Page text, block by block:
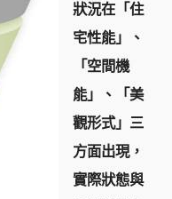
狀況在「住
宅性能」、
「空間機
能」、「美
觀形式」三
方面出現，
實際狀態與